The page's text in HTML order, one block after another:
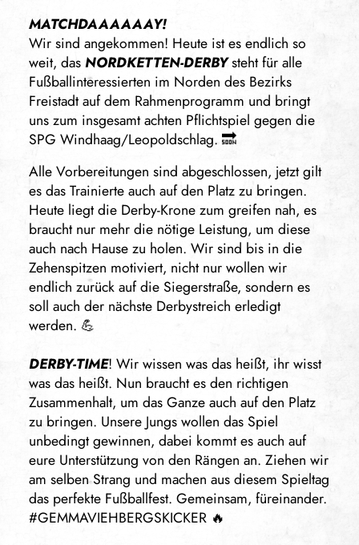
MATCHDAAAAAAY!
Wir sind angekommen! Heute ist es endlich so
weit, dasNORDKETTEN-DERBYsteht für alle
Fußballinteressierten im Norden des Bezirks
Freistadt auf dem Rahmenprogramm und bringt
uns zum insgesamt achten Pflichtspiel gegen die
SPG Windhaag/Leopoldschlag. 🔜
Alle Vorbereitungen sind abgeschlossen, jetzt gilt
es das Trainierte auch auf den Platz zu bringen.
Heute liegt die Derby-Krone zum greifen nah, es
braucht nur mehr die nötige Leistung, um diese
auch nach Hause zu holen. Wir sind bis in die
Zehenspitzen motiviert, nicht nur wollen wir
endlich zurück auf die Siegerstraße, sondern es
soll auch der nächste Derbystreich erledigt
werden. 💪
DERBY-TIME! Wir wissen was das heißt, ihr wisst
was das heißt. Nun braucht es den richtigen
Zusammenhalt, um das Ganze auch auf den Platz
zu bringen. Unsere Jungs wollen das Spiel
unbedingt gewinnen, dabei kommt es auch auf
eure Unterstützung von den Rängen an. Ziehen wir
am selben Strang und machen aus diesem Spieltag
das perfekte Fußballfest. Gemeinsam, füreinander.
#GEMMAVIEHBERGSKICKER 🔥